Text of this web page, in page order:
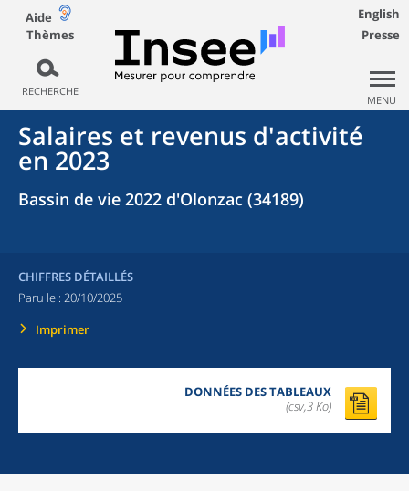
Aide
Thèmes
RECHERCHE
English
Presse
MENU
Salaires et revenus d'activité
en 2023
Bassin de vie 2022 d'Olonzac (34189)
CHIFFRES DÉTAILLÉS
Paru le : 20/10/2025
Imprimer
DONNÉES DES TABLEAUX
(csv,3 Ko)